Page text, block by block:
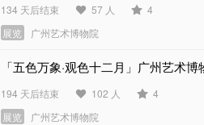
134 天后结束 57 人
4
展览
广州艺术博物院
「五色万象·观色十二月」广州艺术
194 天后结束 102 人
4
展览
广州艺术博物院